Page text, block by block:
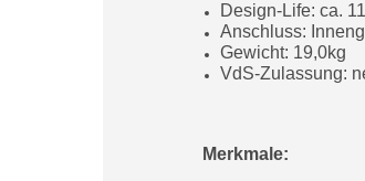
Design-Life: ca.
Anschluss:
Gewicht: 19,0kg
VdS-Zulassung:
Merkmale: